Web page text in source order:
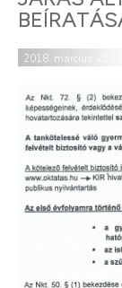
2018. március 22.